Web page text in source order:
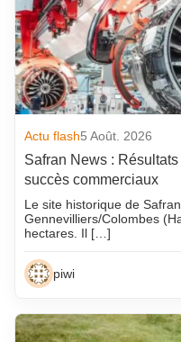
Actu flash5 Août. 2026
Safran News :
succès commerciaux
Le site historique de
Gennevilliers/Colombes
hectares. Il […]
piwi